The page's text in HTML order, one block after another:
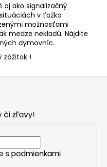
ako signalizačný
v ťažko
možnosťami
medze nekladú. Nájdite
dymovníc.
zážitok !
či zľavy!
s podmienkami